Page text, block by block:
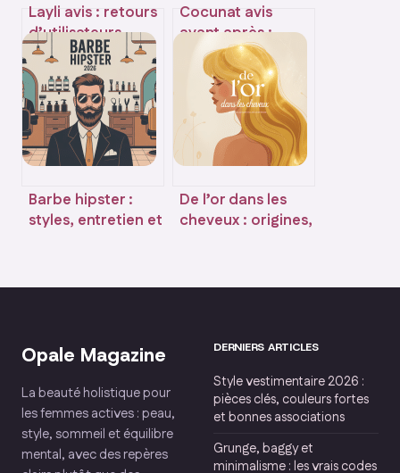
Layli avis : retours
d’utilisateurs,
fiabilité et
résultats réels
Cocunat avis
avant après :
résultats, photos
et retours
d’expérience
honnêtes
Barbe hipster :
styles, entretien et
De l’or dans les
cheveux : origines,
Opale Magazine
La beauté holistique pour
les femmes actives : peau,
style, sommeil et équilibre
mental, avec des repères
DERNIERS ARTICLES
Style vestimentaire 2026 :
pièces clés, couleurs fortes
et bonnes associations
Grunge, baggy et
minimalisme : les vrais codes